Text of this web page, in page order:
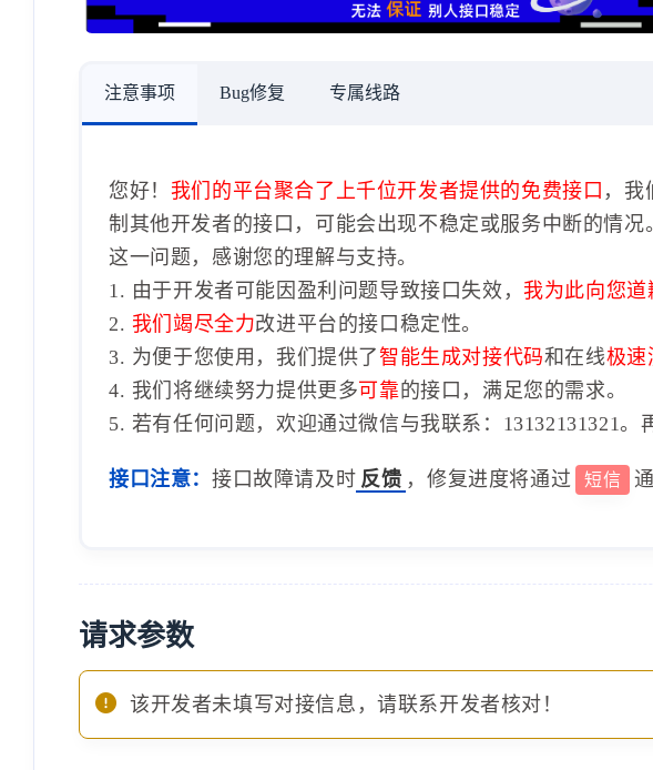
注意事项 Bug修复 专属线路
您好！ 我们的平台聚合了上千位开发者提供的免费接口 ，我
制其他开发者的接口，可能会出现不稳定或服务中断的情况
这一问题，感谢您的理解与支持。
1. 由于开发者可能因盈利问题导致接口失效， 我为此向您道
2. 我们竭尽全力改进平台的接口稳定性。
3. 为便于您使用，我们提供了智能生成对接代码和在线极速
4. 我们将继续努力提供更多可靠的接口，满足您的需求。
5. 若有任何问题，欢迎通过微信与我联系：13132131321。
接口注意： 接口故障请及时 反馈 ，修复进度将通过 短信
请求参数
该开发者未填写对接信息，请联系开发者核对！